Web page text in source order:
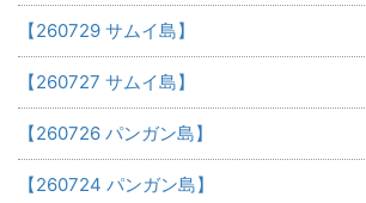
【260729 サムイ島】
【260727 サムイ島】
【260726 パンガン島】
【260724 パンガン島】